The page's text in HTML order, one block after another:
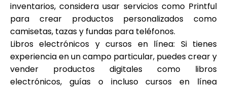
inventarios, considera usar servicios como Printful
para crear productos personalizados como
camisetas, tazas y fundas para teléfonos.
Libros electrónicos y cursos en línea: Si tienes
experiencia en un campo particular, puedes crear y
vender productos digitales como libros
electrónicos, guías o incluso cursos en línea